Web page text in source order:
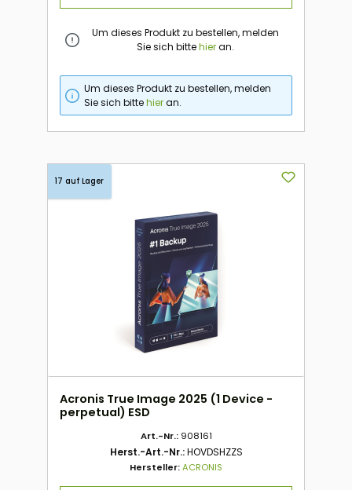
Um dieses Produkt zu bestellen, melden
Sie sich bittehieran.
Um dieses Produkt zu bestellen, melden
Sie sich bittehieran.
17 auf Lager
Acronis True Image 2025 (1 Device -
perpetual) ESD
Art.-Nr.: 908161
Herst.-Art.-Nr.:HOVDSHZZS
Hersteller:ACRONIS